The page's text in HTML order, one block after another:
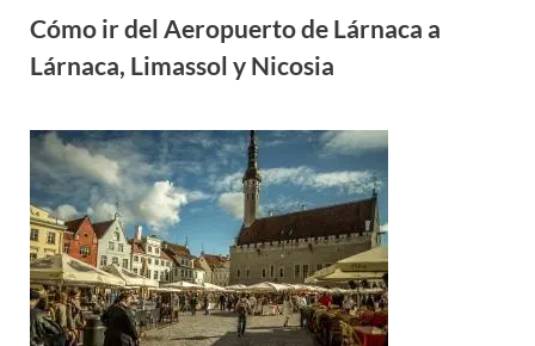
Cómo ir del Aeropuerto de Lárnaca a
Lárnaca, Limassol y Nicosia